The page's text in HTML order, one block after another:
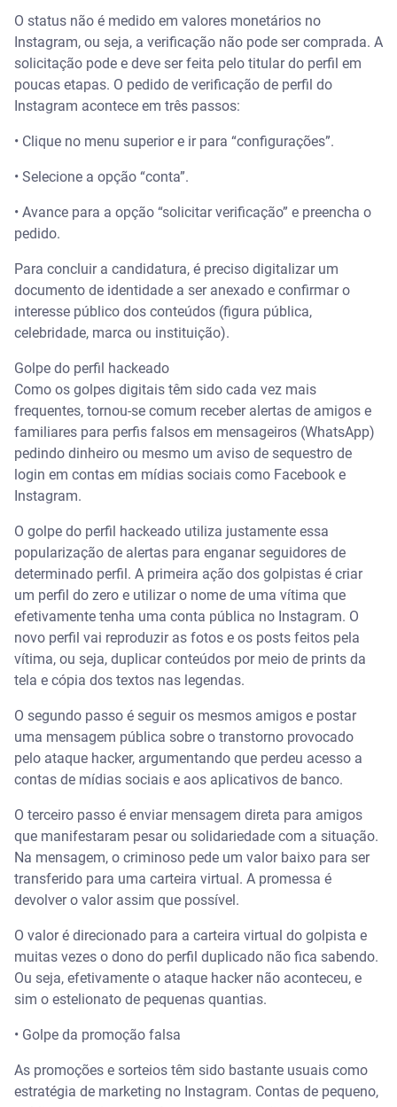
O status não é medido em valores monetários no
Instagram, ou seja, a verificação não pode ser comprada. A
solicitação pode e deve ser feita pelo titular do perfil em
poucas etapas. O pedido de verificação de perfil do
Instagram acontece em três passos:
• Clique no menu superior e ir para “configurações”.
• Selecione a opção “conta”.
• Avance para a opção “solicitar verificação” e preencha o
pedido.
Para concluir a candidatura, é preciso digitalizar um
documento de identidade a ser anexado e confirmar o
interesse público dos conteúdos (figura pública,
celebridade, marca ou instituição).
Golpe do perfil hackeado
Como os golpes digitais têm sido cada vez mais
frequentes, tornou-se comum receber alertas de amigos e
familiares para perfis falsos em mensageiros (WhatsApp)
pedindo dinheiro ou mesmo um aviso de sequestro de
login em contas em mídias sociais como Facebook e
Instagram.
O golpe do perfil hackeado utiliza justamente essa
popularização de alertas para enganar seguidores de
determinado perfil. A primeira ação dos golpistas é criar
um perfil do zero e utilizar o nome de uma vítima que
efetivamente tenha uma conta pública no Instagram. O
novo perfil vai reproduzir as fotos e os posts feitos pela
vítima, ou seja, duplicar conteúdos por meio de prints da
tela e cópia dos textos nas legendas.
O segundo passo é seguir os mesmos amigos e postar
uma mensagem pública sobre o transtorno provocado
pelo ataque hacker, argumentando que perdeu acesso a
contas de mídias sociais e aos aplicativos de banco.
O terceiro passo é enviar mensagem direta para amigos
que manifestaram pesar ou solidariedade com a situação.
Na mensagem, o criminoso pede um valor baixo para ser
transferido para uma carteira virtual. A promessa é
devolver o valor assim que possível.
O valor é direcionado para a carteira virtual do golpista e
muitas vezes o dono do perfil duplicado não fica sabendo.
Ou seja, efetivamente o ataque hacker não aconteceu, e
sim o estelionato de pequenas quantias.
• Golpe da promoção falsa
As promoções e sorteios têm sido bastante usuais como
estratégia de marketing no Instagram. Contas de pequeno,